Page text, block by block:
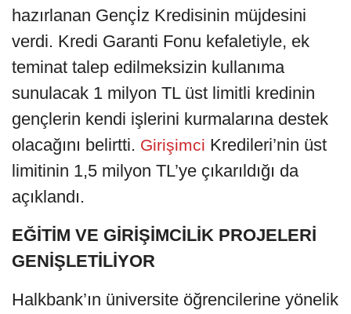
hazırlanan Gençİz Kredisinin müjdesini
verdi. Kredi Garanti Fonu kefaletiyle, ek
teminat talep edilmeksizin kullanıma
sunulacak 1 milyon TL üst limitli kredinin
gençlerin kendi işlerini kurmalarına destek
olacağını belirtti. Girişimci Kredileri’nin üst
limitinin 1,5 milyon TL’ye çıkarıldığı da
açıklandı.
EĞİTİM VE GİRİŞİMCİLİK PROJELERİ
GENİŞLETİLİYOR
Halkbank’ın üniversite öğrencilerine yönelik